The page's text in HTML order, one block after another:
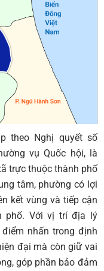
theo Nghị quyết số
vụ Quốc hội, là
trực thuộc thành phố
tâm, phường có lợi
kết vùng và tiếp cận
phố. Với vị trí địa lý
nhấn trong định
đại mà còn giữ vai
góp phần bảo đảm